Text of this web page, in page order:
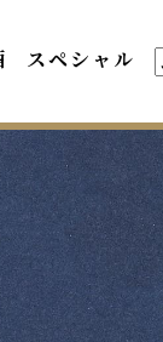
スペシャル